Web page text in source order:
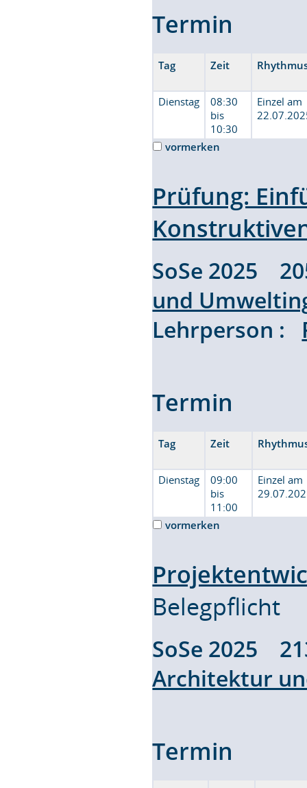
Termin
Tag Zeit
Dienstag
08:30
bis
10:30
Einzel am
vormerken
Prüfung:
SoSe 2025
und
Lehrperson :
Termin
Tag Zeit
Dienstag
09:00
bis
11:00
Einzel am
vormerken
Belegpflicht
SoSe 2025
Architektur
Termin